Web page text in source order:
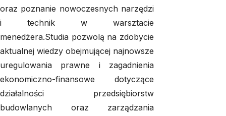
oraz poznanie nowoczesnych narzędzi
i technik w warsztacie
menedżera.Studia pozwolą na zdobycie
aktualnej wiedzy obejmującej najnowsze
uregulowania prawne i zagadnienia
ekonomiczno-finansowe dotyczące
działalności przedsiębiorstw
budowlanych oraz zarządzania